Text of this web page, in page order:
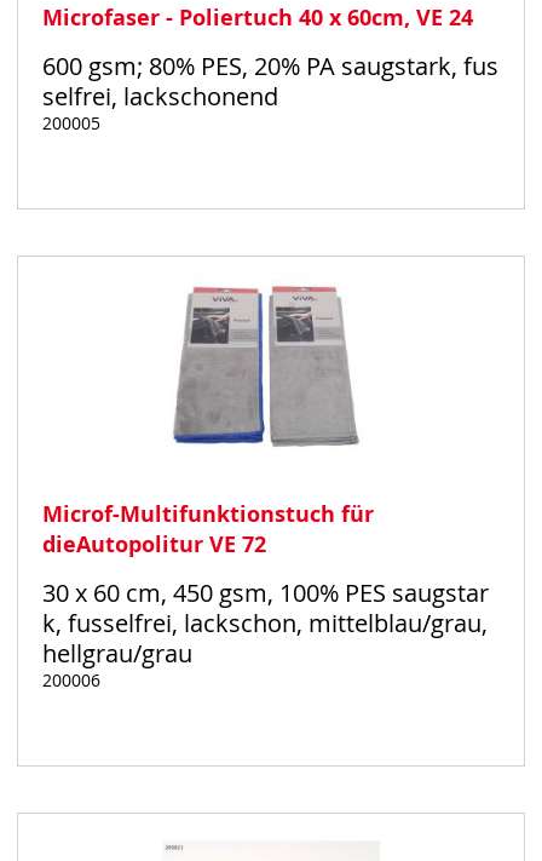
Microfaser - Poliertuch 40 x 60cm, VE 24
600 gsm; 80% PES, 20% PA saugstark, fus
selfrei, lackschonend
200005
Auf
Microf-Multifunktionstuch für
dieAutopolitur VE 72
30 x 60 cm, 450 gsm, 100% PES saugstar
k, fusselfrei, lackschon, mittelblau/grau,
hellgrau/grau
200006
Auf